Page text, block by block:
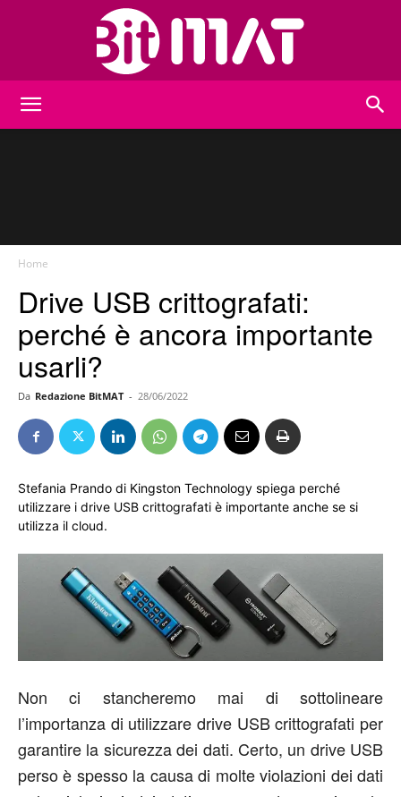
Home
Drive USB crittografati:
perché è ancora importante
usarli?
Da Redazione BitMAT - 28/06/2022
Stefania Prando di Kingston Technology spiega perché
utilizzare i drive USB crittografati è importante anche se si
utilizza il cloud.
Non ci stancheremo mai di sottolineare
l’importanza di utilizzare drive USB crittografati per
garantire la sicurezza dei dati. Certo, un drive USB
perso è spesso la causa di molte violazioni dei dati